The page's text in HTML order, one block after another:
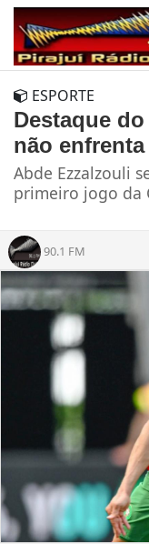
ESPORTE
Destaque
não
Abde Ezzalzouli
primeiro jogo da
90.1 FM